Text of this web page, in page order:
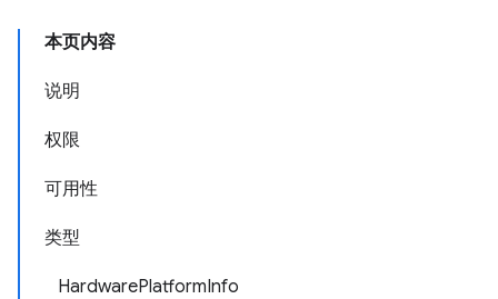
本页内容
说明
权限
可用性
类型
HardwarePlatformInfo